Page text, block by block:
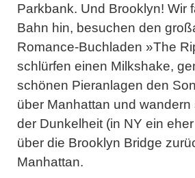
Parkbank. Und Brooklyn! Wir
Bahn hin, besuchen den
Romance-Buchladen »The
schlürfen einen Milkshake,
schönen Pieranlagen den
über Manhattan und wandern
der Dunkelheit (in NY ein
über die Brooklyn Bridge
Manhattan.